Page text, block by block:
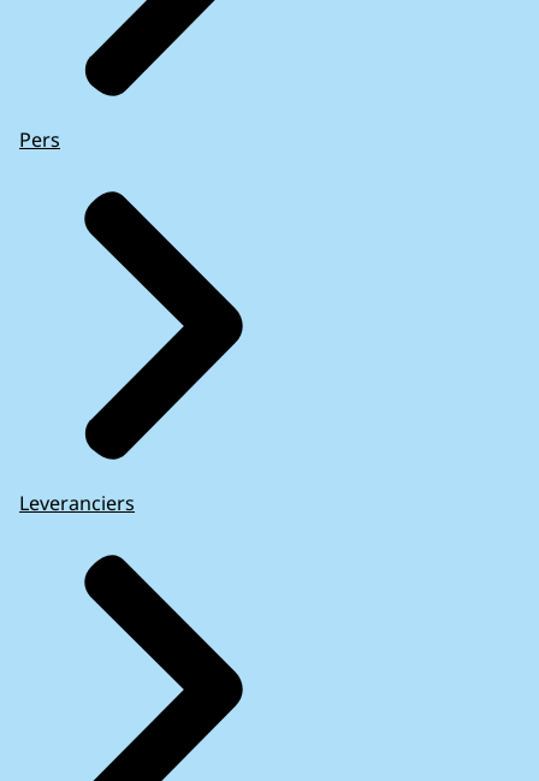
Pers
Leveranciers